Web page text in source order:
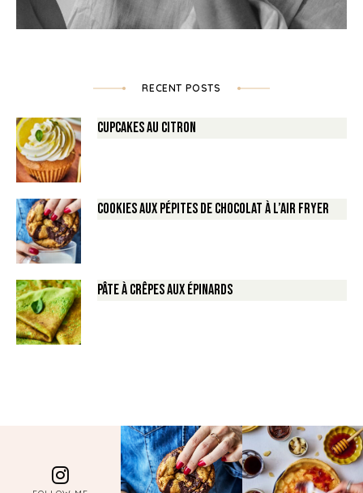
RECENT POSTS
Cupcakes au Citron
Cookies aux pépites de Chocolat à l’air fryer
Pâte à crêpes aux épinards